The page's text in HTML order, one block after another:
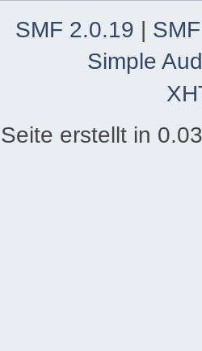
SMF 2.0.19 |
Simple
Seite erstellt in